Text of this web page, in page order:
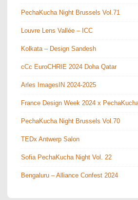
PechaKucha Night Brussels Vol.71
Louvre Lens Vallée – ICC
Kolkata – Design Sandesh
cCc EuroCHRIE 2024 Doha Qatar
Arles ImagesIN 2024-2025
France Design Week 2024 x
PechaKucha Night Brussels Vol.70
TEDx Antwerp Salon
Sofia PechaKucha Night Vol. 22
Bengaluru – Alliance Confest 2024